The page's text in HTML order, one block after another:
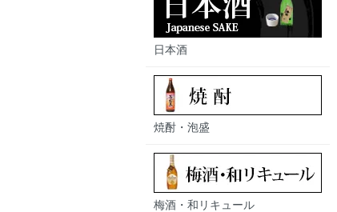
日本酒
焼酎・泡盛
梅酒・和リキュール